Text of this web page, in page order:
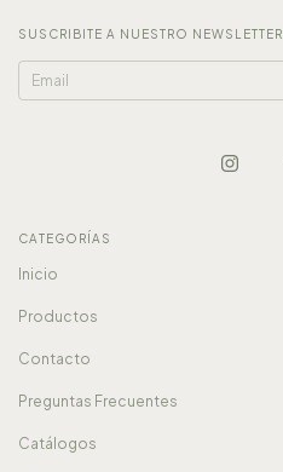
SUSCRIBITE A NUESTRO NEWSLETTER
CATEGORÍAS
Inicio
Productos
Contacto
Preguntas Frecuentes
Catálogos